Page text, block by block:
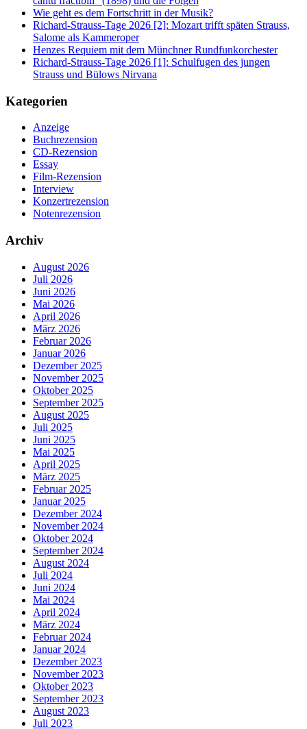
Wie geht es dem Fortschritt in der Musik?
Richard-Strauss-Tage 2026 [2]: Mozart trifft späten Strauss,
Salome als Kammeroper
Henzes Requiem mit dem Münchner Rundfunkorchester
Richard-Strauss-Tage 2026 [1]: Schulfugen des jungen
Strauss und Bülows Nirvana
Kategorien
Anzeige
Buchrezension
CD-Rezension
Essay
Film-Rezension
Interview
Konzertrezension
Notenrezension
Archiv
August 2026
Juli 2026
Juni 2026
Mai 2026
April 2026
März 2026
Februar 2026
Januar 2026
Dezember 2025
November 2025
Oktober 2025
September 2025
August 2025
Juli 2025
Juni 2025
Mai 2025
April 2025
März 2025
Februar 2025
Januar 2025
Dezember 2024
November 2024
Oktober 2024
September 2024
August 2024
Juli 2024
Juni 2024
Mai 2024
April 2024
März 2024
Februar 2024
Januar 2024
Dezember 2023
November 2023
Oktober 2023
September 2023
August 2023
Juli 2023